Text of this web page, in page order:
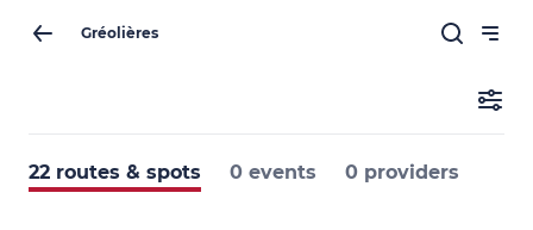
Gréolières
22 routes & spots 0 events 0 providers